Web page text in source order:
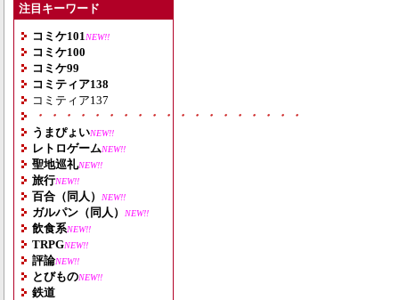
注目キーワード
コミケ101 NEW!!
コミケ100
コミケ99
コミティア138
コミティア137
・・・・・・・・・・・・・・・・・・・
うまぴょいNEW!!
レトロゲームNEW!!
聖地巡礼NEW!!
旅行NEW!!
百合（同人） NEW!!
ガルパン（同人） NEW!!
飲食系NEW!!
TRPGNEW!!
評論NEW!!
とびものNEW!!
鉄道